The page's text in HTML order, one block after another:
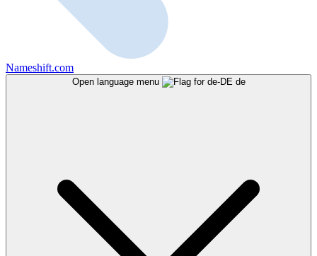
Nameshift.com
Open language menu de